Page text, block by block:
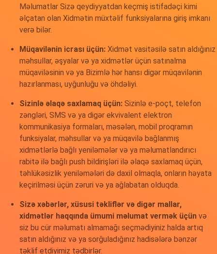
Məlumatlar Sizə qeydiyyatdan keçmiş istifadəçi kimi
əlçatan olan Xidmətin müxtəlif funksiyalarına giriş imkanı
verə bilər.
Müqavilənin icrası üçün: Xidmət vasitəsilə satın aldığınız
məhsullar, əşyalar və ya xidmətlər üçün satınalma
müqaviləsinin və ya Bizimlə hər hansı digər müqavilənin
hazırlanması, uyğunluğu və öhdəliyi.
Sizinlə əlaqə saxlamaq üçün: Sizinlə e-poçt, telefon
zəngləri, SMS və ya digər ekvivalent elektron
kommunikasiya formaları, məsələn, mobil proqramın
funksiyalar, məhsullar və ya müqavilə bağlanmış
xidmətlərlə bağlı yeniləmələr və ya məlumatlandırıcı
rabitə ilə bağlı push bildirişləri ilə əlaqə saxlamaq üçün,
təhlükəsizlik yeniləmələri də daxil olmaqla, onların həyata
keçirilməsi üçün zəruri və ya ağlabatan olduqda.
Sizə xəbərlər, xüsusi təkliflər və digər mallar,
xidmətlər haqqında ümumi məlumat vermək üçün və
siz bu cür məlumatı almamağı seçmədiyiniz halda artıq
satın aldığınız və ya sorğuladığınız hadisələrə bənzər
təklif etdiyimiz tədbirlər.